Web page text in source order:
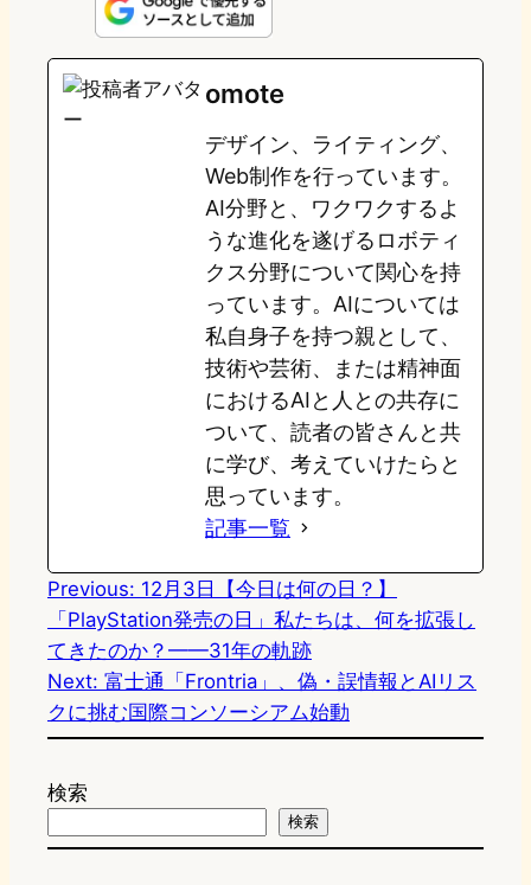
n
e
s
t
o
d
n
u
e
s
k
y
e
o
o
k
e
a
omote
デザイン、ライティング、
Web制作を行っています。
AI分野と、ワクワクするよ
うな進化を遂げるロボティ
クス分野について関心を持
っています。AIについては
私自身子を持つ親として、
技術や芸術、または精神面
におけるAIと人との共存に
ついて、読者の皆さんと共
に学び、考えていけたらと
思っています。
記事一覧
Previous: 12月3日【今日は何の日？】
「PlayStation発売の日」私たちは、何を拡張し
てきたのか？——31年の軌跡
Next: 富士通「Frontria」、偽・誤情報とAIリス
クに挑む国際コンソーシアム始動
検索
検索